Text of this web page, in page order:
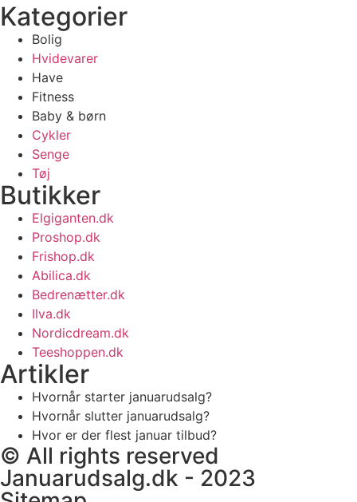
Kategorier
Bolig
Hvidevarer
Have
Fitness
Baby & børn
Cykler
Senge
Tøj
Butikker
Elgiganten.dk
Proshop.dk
Frishop.dk
Abilica.dk
Bedrenætter.dk
Ilva.dk
Nordicdream.dk
Teeshoppen.dk
Artikler
Hvornår starter januarudsalg?
Hvornår slutter januarudsalg?
Hvor er der flest januar tilbud?
© All rights reserved
Januarudsalg.dk - 2023